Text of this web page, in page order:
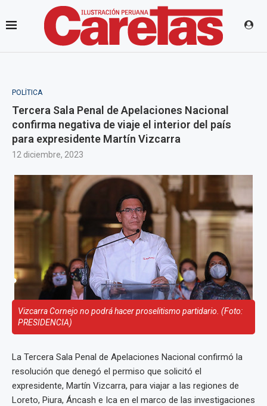
POLÍTICA
Tercera Sala Penal de Apelaciones Nacional
confirma negativa de viaje el interior del país
para expresidente Martín Vizcarra
12 diciembre, 2023
Vizcarra Cornejo no podrá hacer proselitismo partidario. (Foto:
PRESIDENCIA)
La Tercera Sala Penal de Apelaciones Nacional confirmó la
resolución que denegó el permiso que solicitó el
expresidente, Martín Vizcarra, para viajar a las regiones de
Loreto, Piura, Áncash e Ica en el marco de las investigaciones